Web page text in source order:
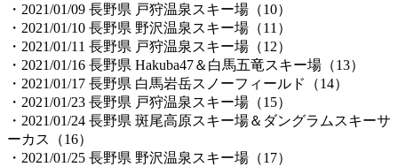
・2021/01/09 長野県 戸狩温泉スキー場（10）
・2021/01/10 長野県 野沢温泉スキー場（11）
・2021/01/11 長野県 戸狩温泉スキー場（12）
・2021/01/16 長野県 Hakuba47＆白馬五竜スキー場（13）
・2021/01/17 長野県 白馬岩岳スノーフィールド（14）
・2021/01/23 長野県 戸狩温泉スキー場（15）
・2021/01/24 長野県 斑尾高原スキー場＆ダングラムスキーサ
ーカス（16）
・2021/01/25 長野県 野沢温泉スキー場（17）